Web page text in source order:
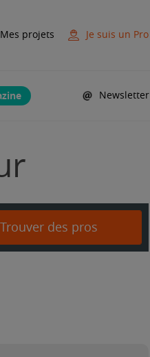
Mes projets Je suis un Pro
Newsletter
Trouver des pros